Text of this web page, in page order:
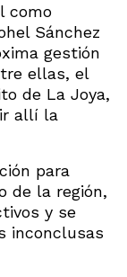
como
Sánchez
gestión
ellas, el
de La Joya,
allí la
para
de la región,
y se
inconclusas